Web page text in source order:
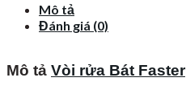
Mô tả
Đánh giá (0)
Mô tả Vòi rửa Bát Faster